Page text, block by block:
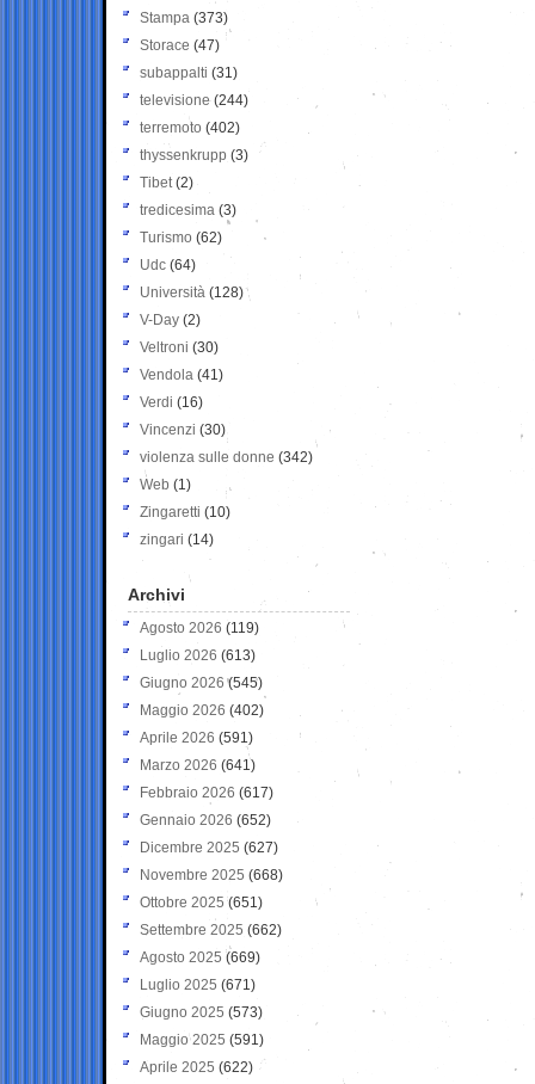
Stampa (373)
Storace (47)
subappalti (31)
televisione(244)
terremoto (402)
thyssenkrupp (3)
Tibet(2)
tredicesima (3)
Turismo (62)
Udc (64)
Università (128)
V-Day (2)
Veltroni (30)
Vendola (41)
Verdi (16)
Vincenzi (30)
violenza sulle donne (342)
Web (1)
Zingaretti (10)
zingari (14)
Archivi
Agosto 2026 (119)
Luglio 2026 (613)
Giugno 2026 (545)
Maggio 2026 (402)
Aprile 2026 (591)
Marzo 2026 (641)
Febbraio 2026 (617)
Gennaio 2026 (652)
Dicembre 2025 (627)
Novembre 2025 (668)
Ottobre 2025 (651)
Settembre 2025 (662)
Agosto 2025 (669)
Luglio 2025 (671)
Giugno 2025 (573)
Maggio 2025 (591)
Aprile 2025 (622)